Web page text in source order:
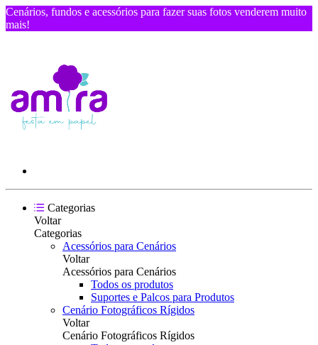
Cenários, fundos e acessórios para fazer suas fotos venderem muito
mais!
Categorias
Voltar
Categorias
Acessórios para Cenários
Voltar
Acessórios para Cenários
Todos os produtos
Suportes e Palcos para Produtos
Cenário Fotográficos Rígidos
Voltar
Cenário Fotográficos Rígidos